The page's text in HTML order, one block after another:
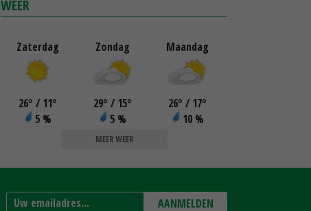
WEER
Zaterdag
26° / 11°
5 %
Zondag
29° / 15°
5 %
Maandag
26° / 17°
10 %
MEER WEER
AANMELDEN